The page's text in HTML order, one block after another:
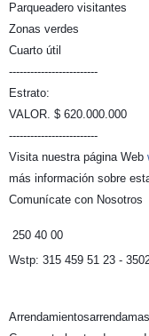
Parqueadero visitantes
Zonas verdes
Cuarto útil
-------------------------
Estrato:
VALOR. $ 620.000.000
-------------------------
Visita nuestra página Web
más información sobre
Comunícate con Nosotros
250 40 00
Wstp: 315 459 51 23 -